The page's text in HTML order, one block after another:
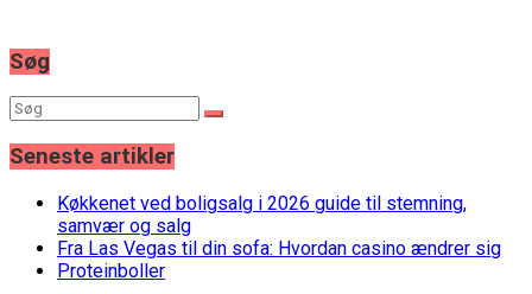
Søg
Seneste artikler
Køkkenet ved boligsalg i 2026 guide til stemning,
samvær og salg
Fra Las Vegas til din sofa: Hvordan casino ændrer sig
Proteinboller